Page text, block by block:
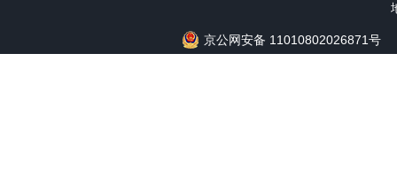
京公网安备 11010802026871号